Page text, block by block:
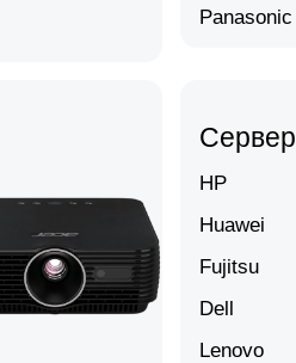
Panasonic
Сервер
HP
Huawei
Fujitsu
Dell
Lenovo